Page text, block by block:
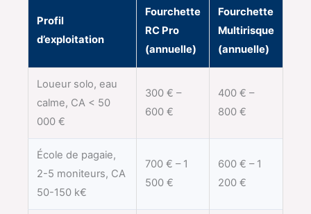
Profil
d’exploitation
Fourchette
RC Pro
(annuelle)
Fourchette
Multirisque
(annuelle)
Loueur solo, eau
calme, CA < 50
000 €
300 € –
600 €
400 € –
800 €
École de pagaie,
2-5 moniteurs, CA
50-150 k€
700 € – 1
500 €
600 € – 1
200 €